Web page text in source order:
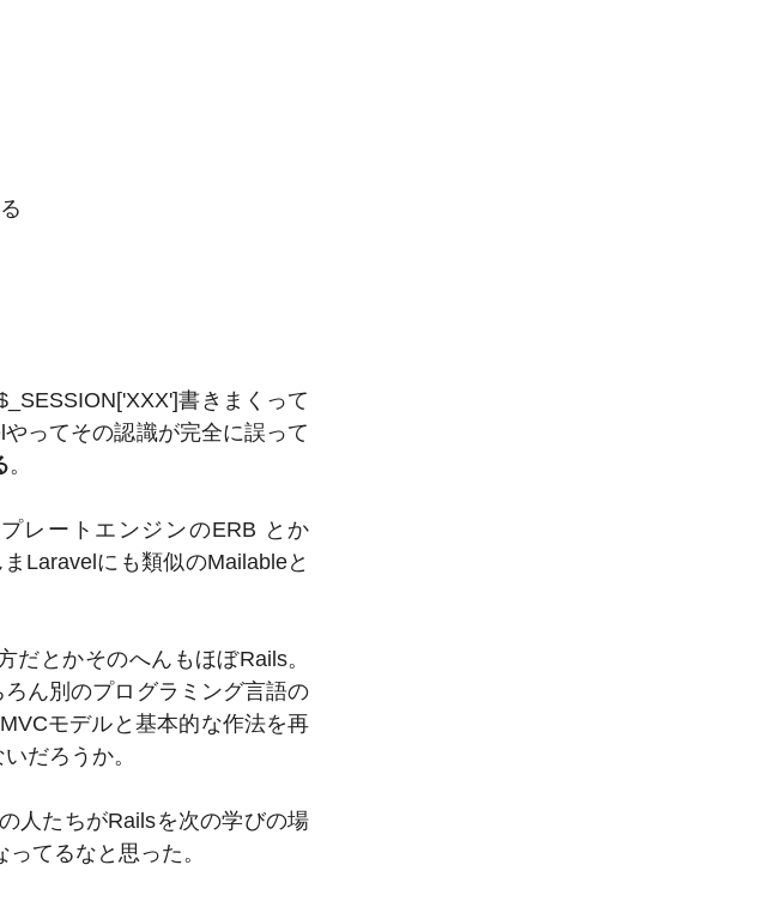
書きまくって
ってその認識が完全に誤って
。
レートエンジンのERB とか
Laravelにも類似のMailableと
とかそのへんもほぼRails。
ん別のプログラミング言語の
モデルと基本的な作法を再
だろうか。
人たちがRailsを次の学びの場
てるなと思った。